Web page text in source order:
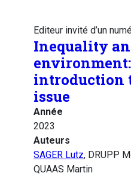
Editeur invité d’un
Inequality
introduction
issue
Année
2023
Auteurs
SAGER Lutz, DRUPP
QUAAS Martin